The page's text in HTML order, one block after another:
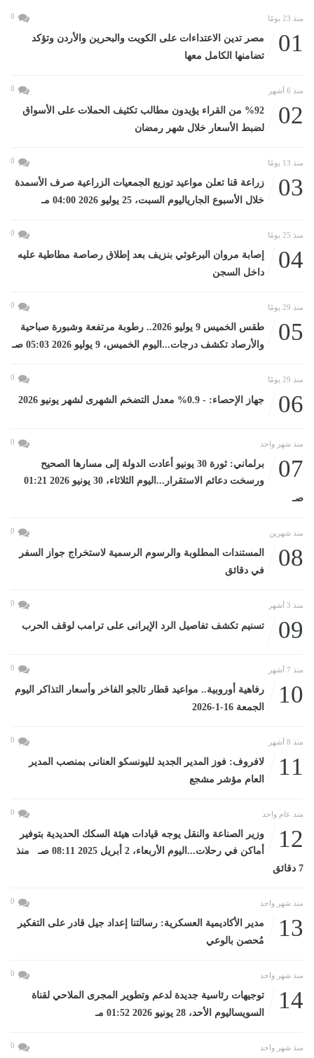
منذ 23 يومًا 0
01
مصر تدين الاعتداءات على الكويت والبحرين والأردن وتؤكد
تضامنها الكامل معها
منذ 6 أشهر 0
02
%92 من القراء يؤيدون مطالب تكثيف الحملات على الأسواق
لضبط الأسعار خلال شهر رمضان
منذ 13 يومًا 0
03
زراعة قنا تعلن مواعيد توزيع الجمعيات الزراعية صرف الأسمدة
خلال الأسبوع الجارياليوم السبت، 25 يوليو 2026 04:00 مـ
منذ 25 يومًا 0
04
إصابة مروان البرغوثي بنزيف بعد إطلاق رصاصة مطاطية عليه
داخل السجن
منذ 29 يومًا 0
05
طقس الخميس 9 يوليو 2026.. رطوبة مرتفعة وشبورة صباحية
والأرصاد تكشف درجات...اليوم الخميس، 9 يوليو 2026 05:03 صـ
منذ 29 يومًا 0
06 جهاز الإحصاء: - 0.9% معدل التضخم الشهرى لشهر يونيو 2026
منذ شهر واحد 0
07
برلماني: ثورة 30 يونيو أعادت الدولة إلى مسارها الصحيح
ورسخت دعائم الاستقرار...اليوم الثلاثاء، 30 يونيو 2026 01:21
صـ
منذ شهرين 0
08
المستندات المطلوبة والرسوم الرسمية لاستخراج جواز السفر
في دقائق
منذ 3 أشهر 0
09 تسنيم تكشف تفاصيل الرد الإيرانى على ترامب لوقف الحرب
منذ 7 أشهر 0
10
رفاهية أوروبية.. مواعيد قطار تالجو الفاخر وأسعار التذاكر اليوم
الجمعة 16-1-2026
منذ 8 أشهر 0
11
لافروف: فوز المدير الجديد لليونسكو العنانى بمنصب المدير
العام مؤشر مشجع
منذ عام واحد 0
12
وزير الصناعة والنقل يوجه قيادات هيئة السكك الحديدية بتوفير
أماكن في رحلات...اليوم الأربعاء، 2 أبريل 2025 08:11 صـ منذ
7 دقائق
منذ شهر واحد 0
13
مدير الأكاديمية العسكرية: رسالتنا إعداد جيل قادر على التفكير
مُحصن بالوعي
منذ شهر واحد 0
14
توجيهات رئاسية جديدة لدعم وتطوير المجرى الملاحي لقناة
السويساليوم الأحد، 28 يونيو 2026 01:52 مـ
منذ شهر واحد 0